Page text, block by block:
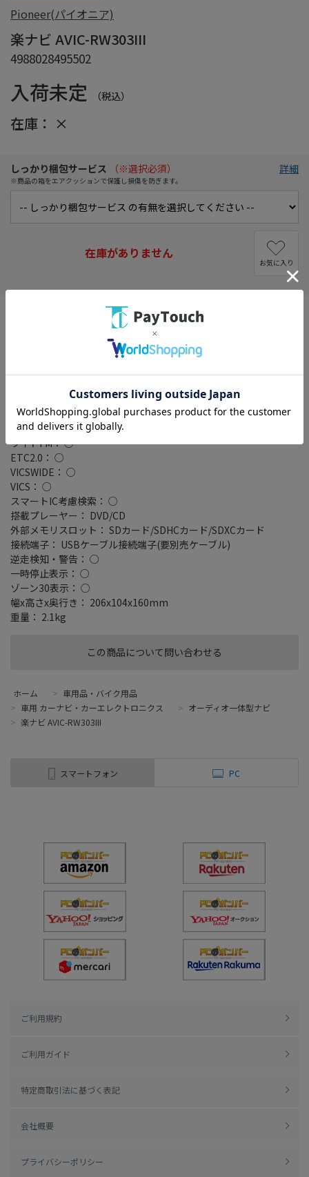
Pioneer(パイオニア)
楽ナビ AVIC-RW303III
4988028495502
入荷未定 （税込）
在庫： ×
この商品について問い合わせる
しっかり梱包サービス （※選択必須）
※商品の箱をエアクッションで保護し損傷を防ぎます。
詳細
在庫がありません
お気に入り
画面サイズ： 7 V型(インチ)
タイプ： 200mmワイドモデル
地図データ： MapFan
TVチューナー： ワンセグ(地デジ)
バックカメラ： 別売
ワイドFM： ○
ETC2.0： ○
VICSWIDE： ○
VICS： ○
スマートIC考慮検索： ○
搭載プレーヤー： DVD/CD
外部メモリスロット： SDカード/SDHCカード/SDXCカード
接続端子： USBケーブル接続端子(要別売ケーブル)
逆走検知・警告： ○
一時停止表示： ○
ゾーン30表示： ○
幅x高さx奥行き： 206x104x160mm
重量： 2.1kg
ホーム > 車用品・バイク用品
> 車用 カーナビ・カーエレクトロニクス > オーディオ一体型ナビ
> 楽ナビ AVIC-RW303III
スマートフォン PC
ご利用規約
ご利用ガイド
特定商取引法に基づく表記
会社概要
プライバシーポリシー